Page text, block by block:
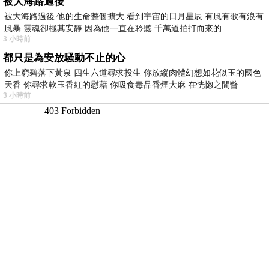
被大海路過後 他的生命整個擴大 看到宇宙的日月星辰 有風有歌有浪有
風暴 靈魂卻極其安靜 因為他一直在聆聽 千萬道拍打而來的
3 小時前
都只是為安放騷動不止的心
你上窮碧落下黃泉 四生六道尋求投生 你放縱肉體幻想如花似玉的國色
天香 你尋求軟玉香紅的慰藉 你吸食毒品香煙大麻 在恍惚之間瞥
3 小時前